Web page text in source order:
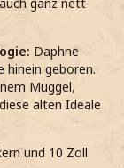
ganz nett
Daphne
hinein geboren.
Muggel,
alten Ideale
und 10 Zoll